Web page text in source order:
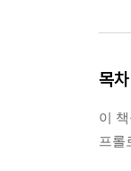
목차
이
프롤